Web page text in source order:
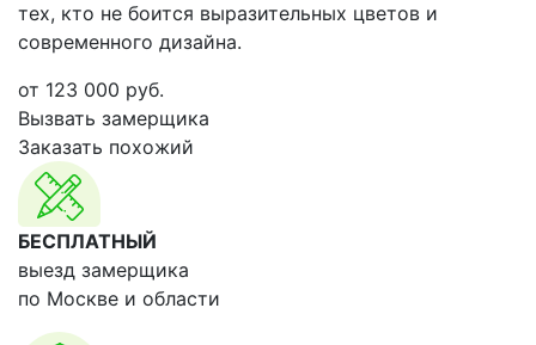
тех, кто не боится выразительных цветов и
современного дизайна.
от 123 000 руб.
Вызвать замерщика
Заказать похожий
БЕСПЛАТНЫЙ
выезд замерщика
по Москве и области